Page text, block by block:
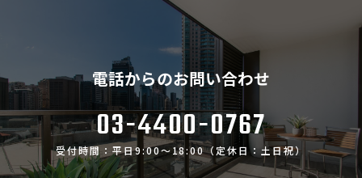
電話からのお問い合わせ
03-4400-0767
受付時間：平日9:00～18:00（定休日：土日祝）